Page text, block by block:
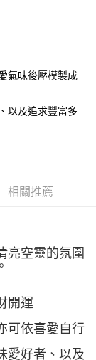
。 讓您購物簡單
可透過四大超商／
。
取消訂單，請聯絡
需透過AFTEE先享
示為準，若有關於
「AFTEE先享後付
home
氣味後壓模製成
以及追求豐富多
相關推薦
亮空靈的氛圍
開運
可依喜愛自行
愛好者、以及